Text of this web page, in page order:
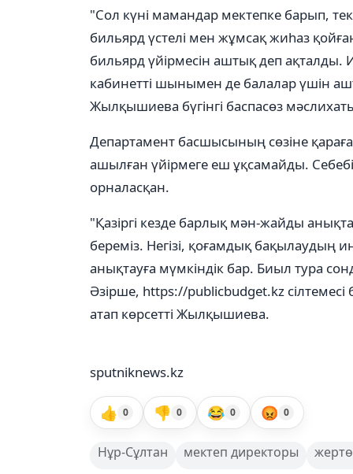
"Сол күні мамандар мектепке барып,
бильярд үстелі мен жұмсақ жиһаз
бильярд үйірмесін аштық деп ақталды.
кабинетті шынымен де балалар үшін
Жылқышиева бүгінгі баспасөз
Департамент басшысының сөзіне
ашылған үйірмеге еш ұқсамайды.
орналасқан.
"Қазіргі кезде барлық мән-жайды
береміз. Негізі, қоғамдық бақылаудың
анықтауға мүмкіндік бар. Биыл тура
Әзірше, https://publicbudget.kz
атап көрсетті Жылқышиева.
sputniknews.kz
👍 0 👎 0 😂 0 😡 0
Нұр-Сұлтан мектеп директоры